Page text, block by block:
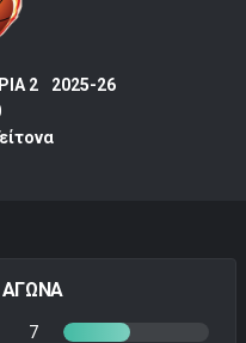
2
2025-26
ΑΓΩΝΑ
7